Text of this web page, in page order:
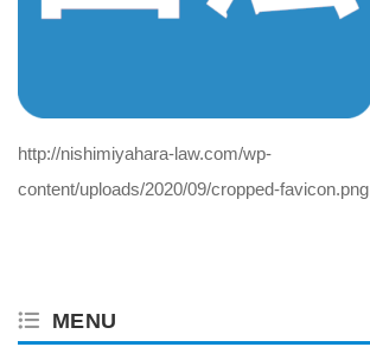
http://nishimiyahara-law.com/wp-
content/uploads/2020/09/cropped-favicon.png
MENU